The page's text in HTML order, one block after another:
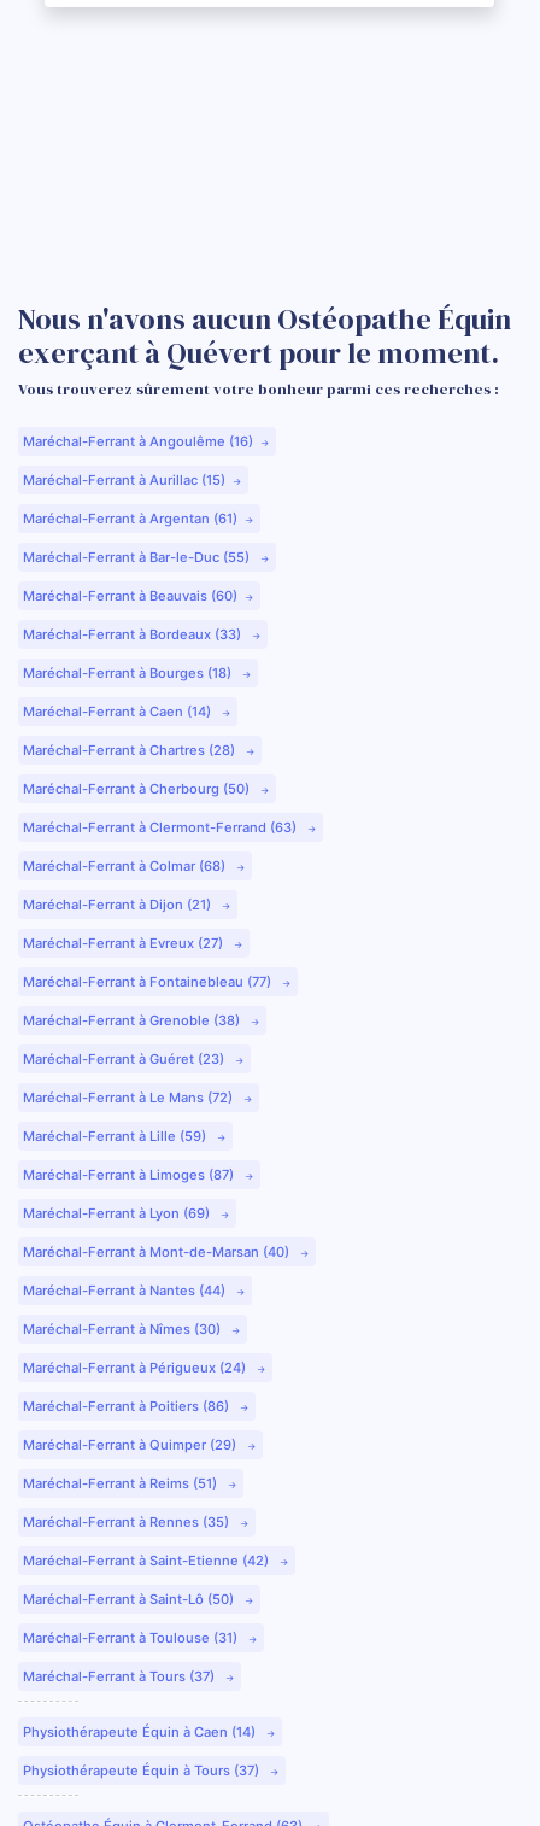
Nous n'avons aucun Ostéopathe Équin
exerçant à Quévert pour le moment.
Vous trouverez sûrement votre bonheur parmi ces recherches :
Maréchal-Ferrant à Angoulême (16)
Maréchal-Ferrant à Aurillac (15)
Maréchal-Ferrant à Argentan (61)
Maréchal-Ferrant à Bar-le-Duc (55)
Maréchal-Ferrant à Beauvais (60)
Maréchal-Ferrant à Bordeaux (33)
Maréchal-Ferrant à Bourges (18)
Maréchal-Ferrant à Caen (14)
Maréchal-Ferrant à Chartres (28)
Maréchal-Ferrant à Cherbourg (50)
Maréchal-Ferrant à Clermont-Ferrand (63)
Maréchal-Ferrant à Colmar (68)
Maréchal-Ferrant à Dijon (21)
Maréchal-Ferrant à Evreux (27)
Maréchal-Ferrant à Fontainebleau (77)
Maréchal-Ferrant à Grenoble (38)
Maréchal-Ferrant à Guéret (23)
Maréchal-Ferrant à Le Mans (72)
Maréchal-Ferrant à Lille (59)
Maréchal-Ferrant à Limoges (87)
Maréchal-Ferrant à Lyon (69)
Maréchal-Ferrant à Mont-de-Marsan (40)
Maréchal-Ferrant à Nantes (44)
Maréchal-Ferrant à Nîmes (30)
Maréchal-Ferrant à Périgueux (24)
Maréchal-Ferrant à Poitiers (86)
Maréchal-Ferrant à Quimper (29)
Maréchal-Ferrant à Reims (51)
Maréchal-Ferrant à Rennes (35)
Maréchal-Ferrant à Saint-Etienne (42)
Maréchal-Ferrant à Saint-Lô (50)
Maréchal-Ferrant à Toulouse (31)
Maréchal-Ferrant à Tours (37)
Physiothérapeute Équin à Caen (14)
Physiothérapeute Équin à Tours (37)